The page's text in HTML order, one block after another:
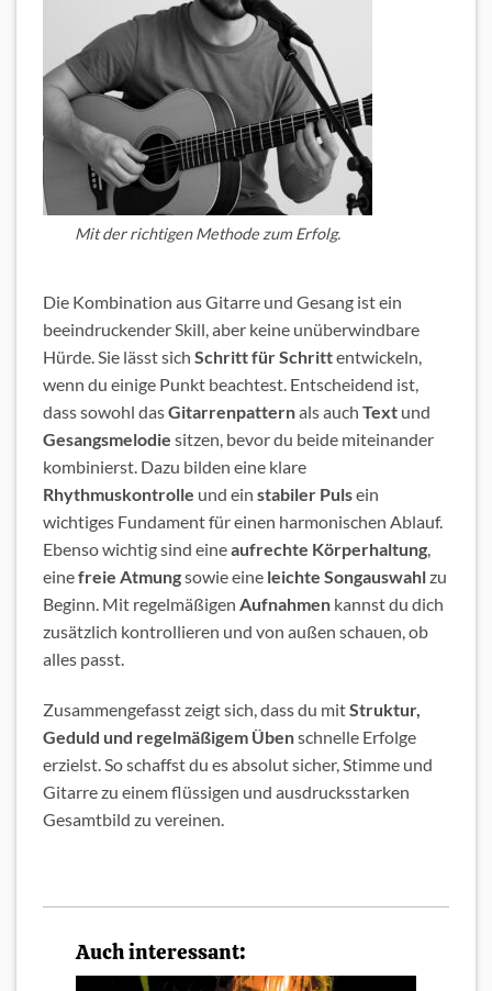
Mit der richtigen Methode zum Erfolg.
Die Kombination aus Gitarre und Gesang ist ein
beeindruckender Skill, aber keine unüberwindbare
Hürde. Sie lässt sich Schritt für Schrittentwickeln,
wenn du einige Punkt beachtest. Entscheidend ist,
dass sowohl dasGitarrenpatternals auch Text und
Gesangsmelodie sitzen, bevor du beide miteinander
kombinierst. Dazu bilden eine klare
Rhythmuskontrolle und ein stabiler Pulsein
wichtiges Fundament für einen harmonischen Ablauf.
Ebenso wichtig sind eineaufrechte Körperhaltung,
einefreie Atmungsowie eine leichte Songauswahlzu
Beginn. Mit regelmäßigen Aufnahmen kannst du dich
zusätzlich kontrollieren und von außen schauen, ob
alles passt.
Zusammengefasst zeigt sich, dass du mitStruktur,
Geduld und regelmäßigem Übenschnelle Erfolge
erzielst. So schaffst du es absolut sicher, Stimme und
Gitarre zu einem flüssigen und ausdrucksstarken
Gesamtbild zu vereinen.
Auch interessant: